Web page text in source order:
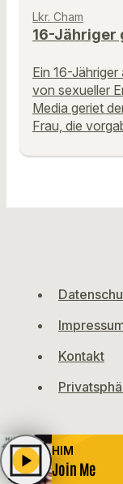
Lkr. Cham
16-Jähriger
Ein 16-
von sexueller
Media geriet
Frau, die
Kontakt
HIM
Join Me
play_arrow